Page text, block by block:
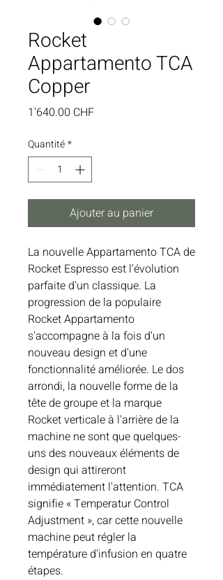
Rocket
Appartamento TCA
Copper
1'640.00 CHFPrix
Quantité*
Ajouter au panier
La nouvelle Appartamento TCA de
Rocket Espresso est l'évolution
parfaite d'un classique. La
progression de la populaire
Rocket Appartamento
s'accompagne à la fois d'un
nouveau design et d'une
fonctionnalité améliorée. Le dos
arrondi, la nouvelle forme de la
tête de groupe et la marque
Rocket verticale à l'arrière de la
machine ne sont que quelques-
uns des nouveaux éléments de
design qui attireront
immédiatement l'attention. TCA
signifie « Temperatur Control
Adjustment », car cette nouvelle
machine peut régler la
température d'infusion en quatre
étapes.